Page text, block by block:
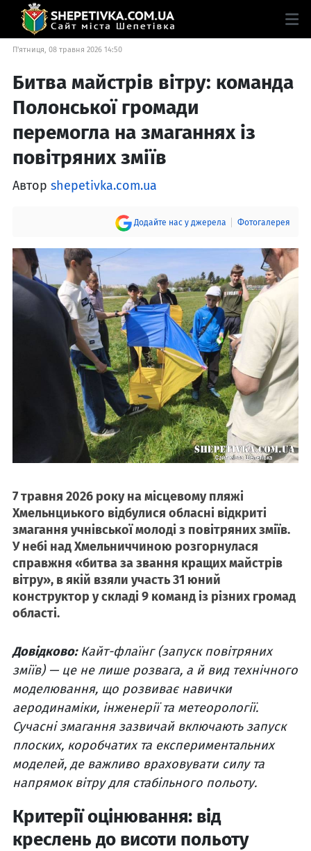
П'ятниця, 08 травня 2026 14:50
Битва майстрів вітру: команда
Полонської громади
перемогла на змаганнях із
повітряних зміїв
Автор shepetivka.com.ua
Додайте нас у джерела Фотогалерея
7 травня 2026 року на місцевому пляжі
Хмельнциького відбулися обласні відкриті
змагання учнівської молоді з повітряних зміїв.
У небі над Хмельниччиною розгорнулася
справжня «битва за звання кращих майстрів
вітру», в якій взяли участь 31 юний
конструктор у складі 9 команд із різних громад
області.
Довідково:Кайт-флаїнг (запуск повітряних
зміїв) — це не лише розвага, а й вид технічного
моделювання, що розвиває навички
аеродинаміки, інженерії та метеорології.
Сучасні змагання зазвичай включають запуск
плоских, коробчатих та експериментальних
моделей, де важливо враховувати силу та
напрямок вітру для стабільного польоту.
Критерії оцінювання: від
креслень до висоти польоту